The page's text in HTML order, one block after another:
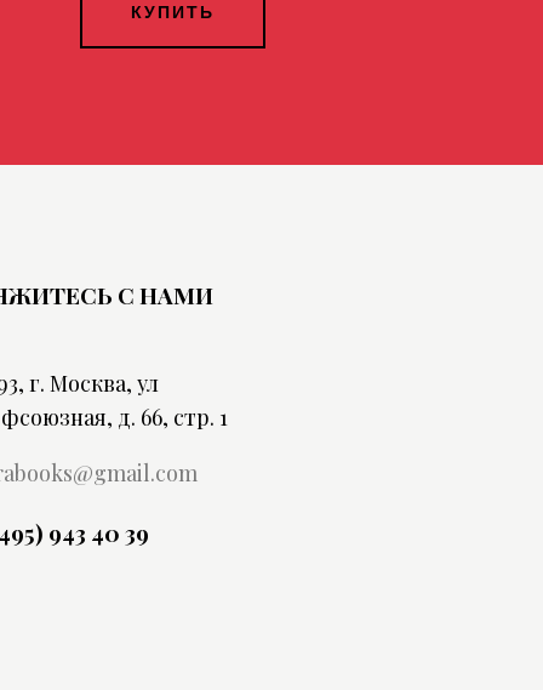
КУПИТЬ
С НАМИ
г. Москва, ул
д. 66, стр. 1
943 40 39